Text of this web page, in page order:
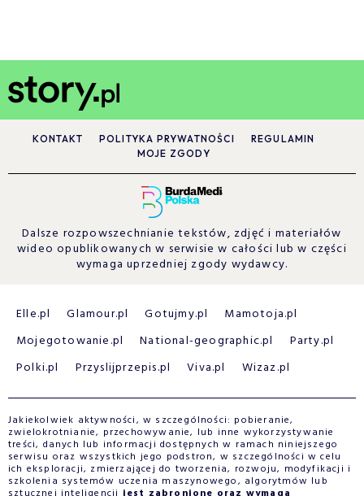
KONTAKT POLITYKA PRYWATNOŚCI
REGULAMIN
MOJE ZGODY
Dalsze rozpowszechnianie tekstów, zdjęć i materiałów
wideo opublikowanych w serwisie w całości lub w części
wymaga uprzedniej zgody wydawcy.
Elle.pl Glamour.pl Gotujmy.pl
Mamotoja.pl
Mojegotowanie.pl
National-geographic.pl
Party.pl
Polki.pl
Przyslijprzepis.pl Viva.pl Wizaz.pl
Jakiekolwiek aktywności, w szczególności: pobieranie,
zwielokrotnianie, przechowywanie, lub inne wykorzystywanie
treści, danych lub informacji dostępnych w ramach niniejszego
serwisu oraz wszystkich jego podstron, w szczególności w celu
ich eksploracji, zmierzającej do tworzenia, rozwoju, modyfikacji i
szkolenia systemów uczenia maszynowego, algorytmów lub